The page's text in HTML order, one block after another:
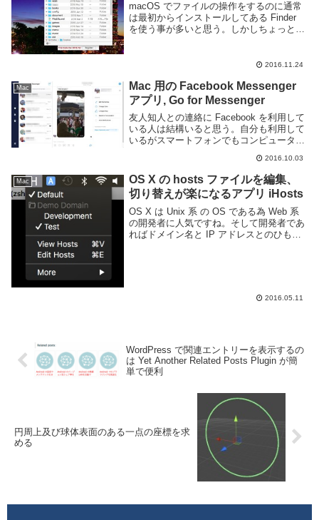
macOS でファイルの操作をするのに通常
は最初からインストールしてある Finder
を使う事が多いと思う。しかしちょっとし
2016.11.24
Mac
Mac 用の Facebook Messenger
アプリ, Go for Messenger
友人知人との連絡に Facebook を利用して
いる人は結構いると思う。自分も利用して
いるがスマートフォンでもコンピュータ上
ンプや写真、動画等も送れて便利だ。しか
し Facebook はコンピュータ向け...
2016.10.03
Mac
OS X の hosts ファイルを編集、
切り替えが楽になるアプリ iHosts
OS X は Unix 系 の OS である為 Web 系
の開発者に人気ですね。そして開発者であ
ればドメイン名と IP アドレスとのひも付
2016.05.11
WordPress で関連エントリーを表示するの
は Yet Another Related Posts Plugin が簡
単で便利
円周上及び球体表面のある一点の座標を求
める